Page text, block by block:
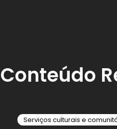
Conteúdo
Serviços culturais e